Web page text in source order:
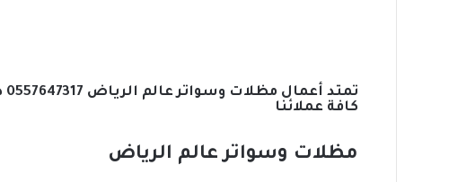
كافة عملائنا
مظلات وسواتر عالم الرياض